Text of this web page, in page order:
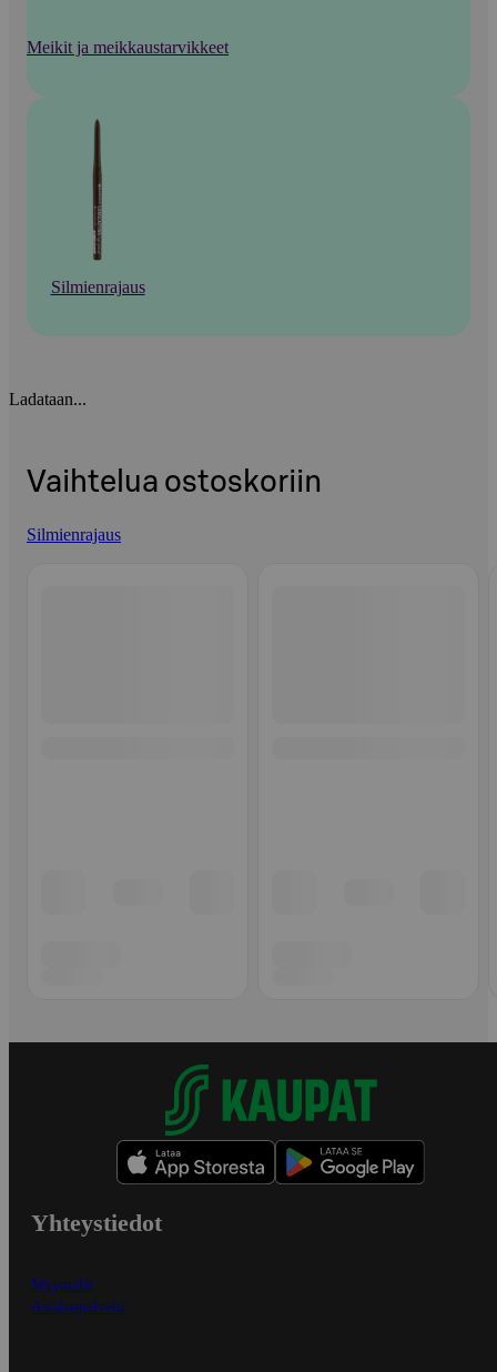
Meikit ja meikkaustarvikkeet
Silmienrajaus
Ladataan...
Vaihtelua ostoskoriin
Silmienrajaus
Yhteystiedot
Myymälät
Asiakaspalvelu